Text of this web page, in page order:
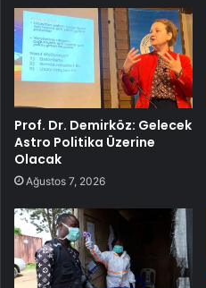
Prof. Dr. Demirköz: Gelecek
Astro Politika Üzerine
Olacak
Ağustos 7, 2026